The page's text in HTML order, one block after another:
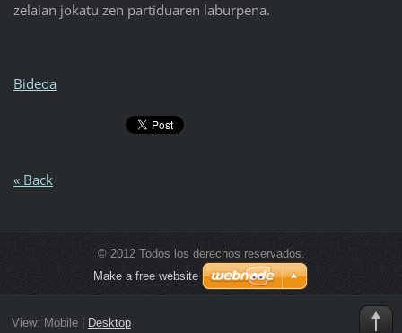
zelaian jokatu zen partiduaren laburpena.
Bideoa
« Back
© 2012 Todos los derechos reservados.
Make a free website
View: Mobile| Desktop